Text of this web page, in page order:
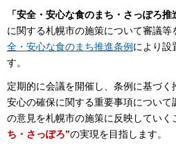
「安全・安心な食のまち・さっぽろ推
に関する札幌市の施策について審議等
全・安心な食のまち推進条例 により設
す。
定期的に会議を開催し、条例に基づく
安心の確保に関する重要事項につい
の意見を札幌市の施策に反映していく
ち・さっぽろ”の実現を目指します。